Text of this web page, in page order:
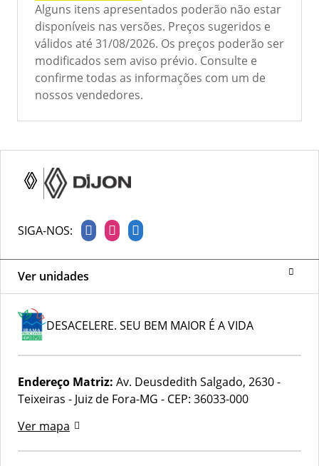
Alguns itens apresentados poderão não estar
disponíveis nas versões. Preços sugeridos e
válidos até 31/08/2026. Os preços poderão ser
modificados sem aviso prévio. Consulte e
confirme todas as informações com um de
nossos vendedores.
Ver unidades
SIGA-NOS:
DESACELERE. SEU BEM MAIOR É A VIDA
Endereço Matriz: Av. Deusdedith Salgado, 2630 -
Teixeiras - Juiz de Fora-MG - CEP: 36033-000
Ver mapa